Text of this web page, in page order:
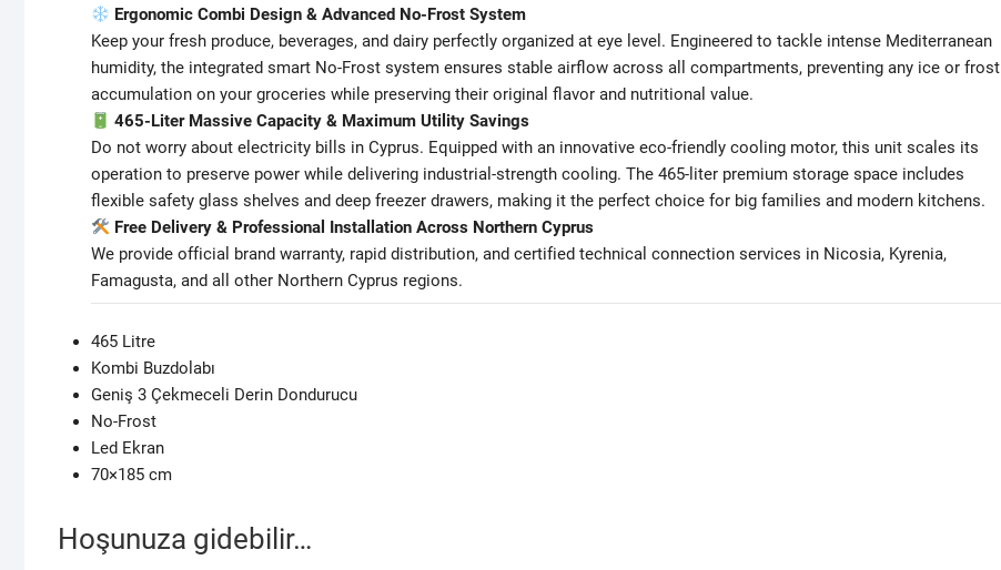
Ergonomic Combi Design & Advanced No-Frost System
Keep your fresh produce, beverages, and dairy perfectly organized at eye level. Engineered to tackle intense Mediterranean
humidity, the integrated smart No-Frost system ensures stable airflow across all compartments, preventing any ice or frost
accumulation on your groceries while preserving their original flavor and nutritional value.
465-Liter Massive Capacity & Maximum Utility Savings
Do not worry about electricity bills in Cyprus. Equipped with an innovative eco-friendly cooling motor, this unit scales its
operation to preserve power while delivering industrial-strength cooling. The 465-liter premium storage space includes
flexible safety glass shelves and deep freezer drawers, making it the perfect choice for big families and modern kitchens.
Free Delivery & Professional Installation Across Northern Cyprus
We provide official brand warranty, rapid distribution, and certified technical connection services in Nicosia, Kyrenia,
Famagusta, and all other Northern Cyprus regions.
465 Litre
Kombi Buzdolabı
Geniş 3 Çekmeceli Derin Dondurucu
No-Frost
Led Ekran
70×185 cm
Hoşunuza gidebilir…